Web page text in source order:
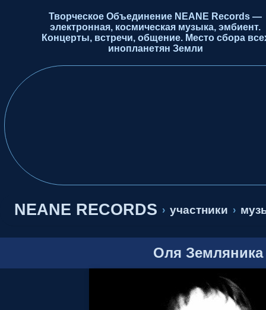
Творческое Объединение NEANE Records —
электронная, космическая музыка, эмбиент.
Концерты, встречи, общение. Место сбора
инопланетян Земли
NEANE RECORDS › участники ›
Оля Земляника